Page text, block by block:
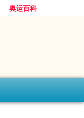
奥运百科